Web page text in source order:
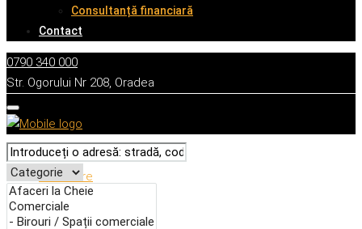
Consultanță financiară
Contact
0790 340 000
Str. Ogorului Nr 208, Oradea
Descriere
Caracteristici
Adresă